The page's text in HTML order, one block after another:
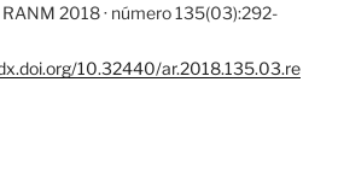
RANM 2018 · número 135(03):292-
10.32440/ar.2018.135.03.re